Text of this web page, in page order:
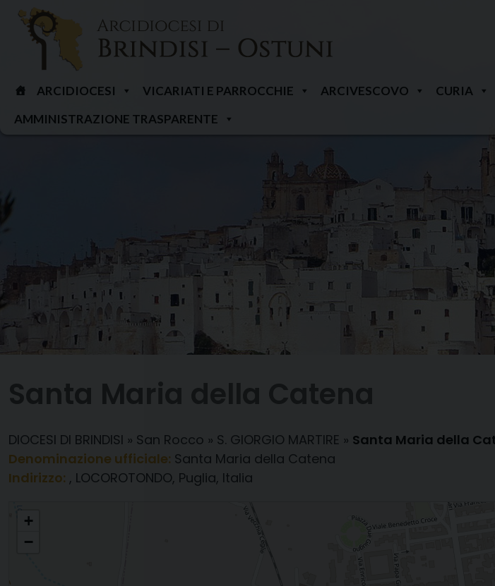
Skip
content
ARCIDIOCESI VICARIATI E PARROCCHIE ARCIVESCOVO CURIA
AMMINISTRAZIONE TRASPARENTE
Santa Maria della Catena
DIOCESI DI BRINDISI » San Rocco » S. GIORGIO MARTIRE » Santa Maria della
Denominazione ufficiale: Santa Maria della Catena
Indirizzo: , LOCOROTONDO, Puglia, Italia
Santa Maria della Catena
+
−